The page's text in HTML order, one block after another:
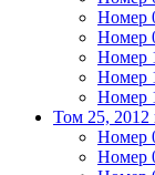
Номер
Номер
Номер
Номер
Номер
Том 25, 2012
Номер
Номер